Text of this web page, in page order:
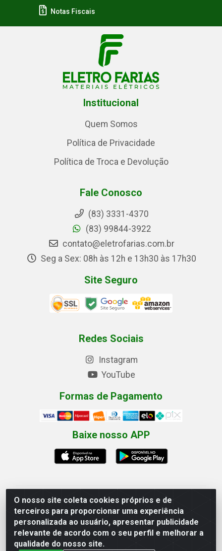
O nosso site coleta cookies próprios e de
terceiros para proporcionar uma experiência
personalizada ao usuário, apresentar publicidade
relevante de acordo com o seu perfil e melhorar a
qualidade do nosso site.
Notas Fiscais
Institucional
Quem Somos
Política de Privacidade
Política de Troca e Devolução
Fale Conosco
(83) 3331-4370
(83) 99844-3922
contato@eletrofarias.com.br
Seg a Sex: 08h às 12h e 13h30 às 17h30
Site Seguro
Redes Sociais
Instagram
YouTube
Formas de Pagamento
Baixe nosso APP
Eletrofarias Materiais Eletricos - Av. Jorn. Assis
Chateaubriand, 2500 - Distrito Industrial, Campina
Grande/PB - CEP 58.410-062 - CNPJ 12.110.462/0001-
40